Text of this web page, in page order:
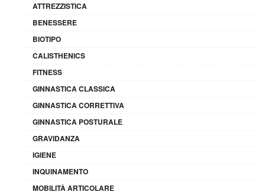
ATTREZZISTICA
BENESSERE
BIOTIPO
CALISTHENICS
FITNESS
GINNASTICA CLASSICA
GINNASTICA CORRETTIVA
GINNASTICA POSTURALE
GRAVIDANZA
IGIENE
INQUINAMENTO
MOBILITÀ ARTICOLARE